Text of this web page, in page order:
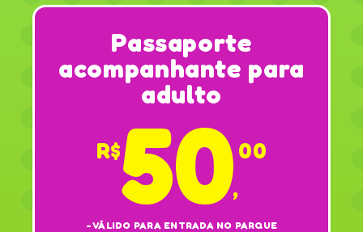
Passaporte
acompanhante para
adulto
R$50,
00
- VÁLIDO PARA ENTRADA NO PARQUE